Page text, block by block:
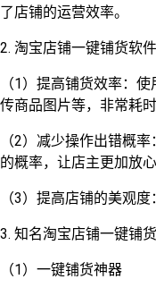
了店铺的运营效率。
2. 淘宝店铺一键铺货软
（1）提高铺货效率：
传商品图片等，非常耗
（2）减少操作出错概
的概率，让店主更加放心
（3）提高店铺的美观
3. 知名淘宝店铺一键铺
（1）一键铺货神器